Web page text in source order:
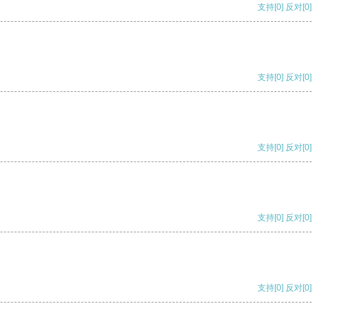
支持[0] 反对[0]
支持[0] 反对[0]
支持[0] 反对[0]
支持[0] 反对[0]
支持[0] 反对[0]